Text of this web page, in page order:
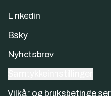
Linkedin
Bsky
Nyhetsbrev
Vilkår og bruksbetingelser